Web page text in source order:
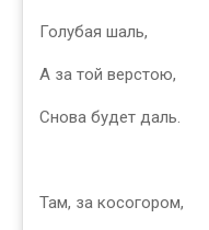
Голубая шаль,
А за той верстою,
Снова будет даль.
Там, за косогором,